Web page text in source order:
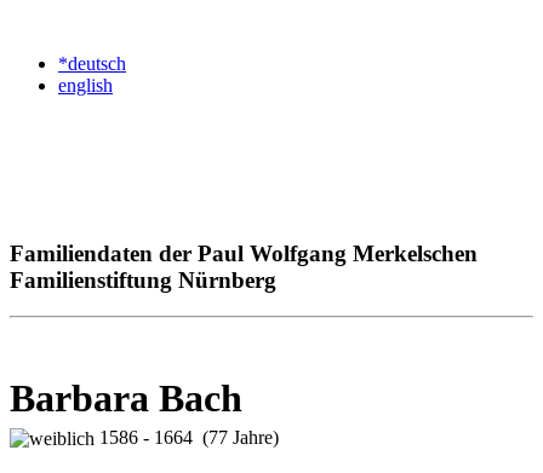
*deutsch
english
Familiendaten der Paul Wolfgang Merkelschen
Familienstiftung Nürnberg
Barbara Bach
1586 - 1664 (77 Jahre)